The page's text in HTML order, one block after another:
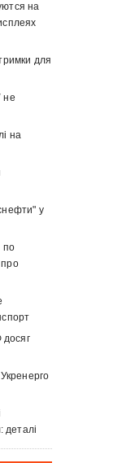
на
для
не
на
у
по
досяг
деталі